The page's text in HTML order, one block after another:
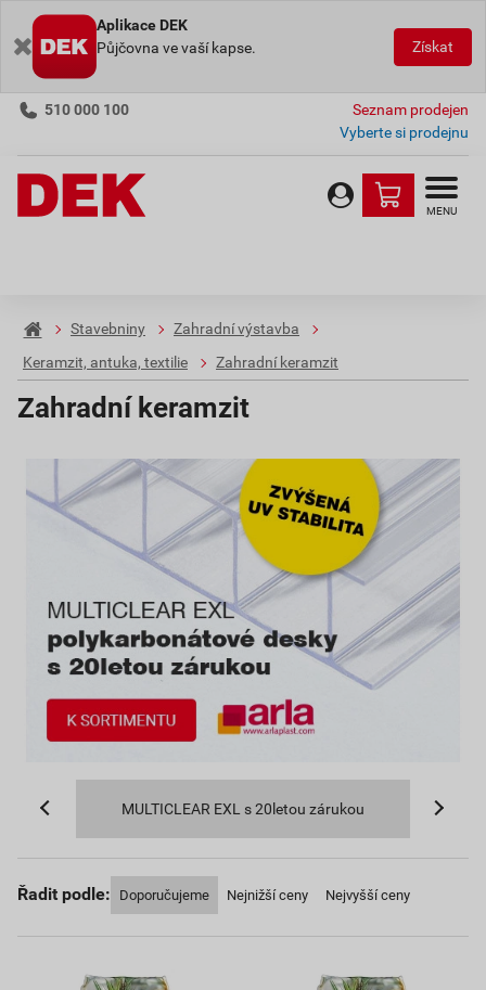
Aplikace DEK
Půjčovna ve vaší kapse.
Získat
510 000 100
Seznam prodejen
Vyberte si prodejnu
MENU
Stavebniny
Zahradní výstavba
Keramzit, antuka, textilie
Zahradní keramzit
Zahradní keramzit
MULTICLEAR EXL s 20letou zárukou
Řadit podle: Doporučujeme Nejnižší ceny Nejvyšší ceny